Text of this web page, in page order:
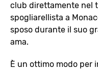
club direttamente nel
spogliarellista a
sposo durante il suo
ama.
È un ottimo modo per